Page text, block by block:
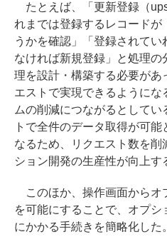
たとえば、「更新登録（
れまでは登録するレコード
うかを確認」「登録されて
なければ新規登録」と処理
理を設計・構築する必要があ
エストで実現できるようにな
ムの削減につながるとして
トで全件のデータ取得が可
なるため、リクエスト数を
ション開発の生産性が向上す
このほか、操作画面からオ
を可能にすることで、オプ
にかかる手続きを簡略化した。